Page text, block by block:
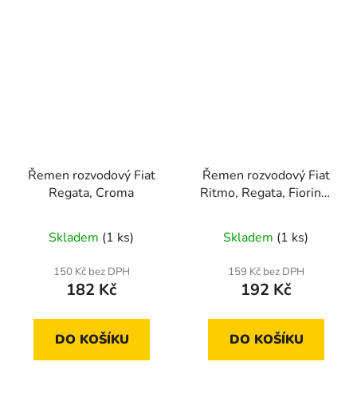
Řemen rozvodový Fiat
Regata, Croma
Skladem (1 ks)
150 Kč bez DPH
182 Kč
DO KOŠÍKU
Řemen rozvodový Fiat
Ritmo, Regata, Fiorino,
Skladem (1 ks)
159 Kč bez DPH
192 Kč
DO KOŠÍKU